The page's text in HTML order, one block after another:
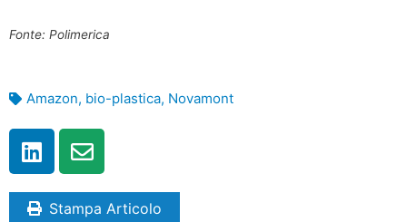
Fonte: Polimerica
Amazon, bio-plastica, Novamont
Stampa Articolo